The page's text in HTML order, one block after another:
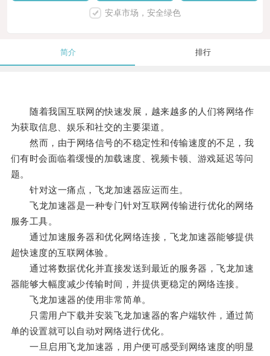
安卓市场，安全绿色
简介 排行
随着我国互联网的快速发展，越来越多的人们将网络作
为获取信息、娱乐和社交的主要渠道。
然而，由于网络信号的不稳定性和传输速度的不足，我
们有时会面临着缓慢的加载速度、视频卡顿、游戏延迟等问
题。
针对这一痛点，飞龙加速器应运而生。
飞龙加速器是一种专门针对互联网传输进行优化的网络
服务工具。
通过加速服务器和优化网络连接，飞龙加速器能够提供
超快速度的互联网体验。
通过将数据优化并直接发送到最近的服务器，飞龙加速
器能够大幅度减少传输时间，并提供更稳定的网络连接。
飞龙加速器的使用非常简单。
只需用户下载并安装飞龙加速器的客户端软件，通过简
单的设置就可以自动对网络进行优化。
一旦启用飞龙加速器，用户便可感受到网络速度的明显